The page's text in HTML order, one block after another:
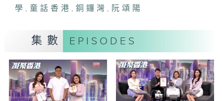
與梳乎厘」
展至今，已成為名店與巷弄交錯的覓食熱
點。今集先帶大家去品嚐由酒店級主廚主理
的泰北船粉與咖喱湯麵，再到隱世西餐廳細
味濃郁的蠔味意大利飯及巨型梳乎厘。
學 ,童話香港 ,銅鑼灣 , 阮頌陽
集數 EPISODES